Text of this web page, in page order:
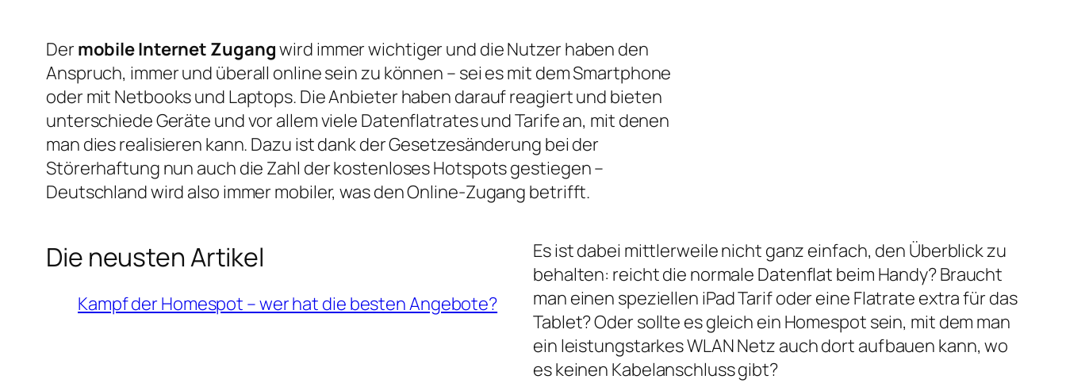
Der mobile Internet Zugangwird immer wichtiger und die Nutzer haben den
Anspruch, immer und überall online sein zu können – sei es mit dem Smartphone
oder mit Netbooks und Laptops. Die Anbieter haben darauf reagiert und bieten
unterschiede Geräte und vor allem viele Datenflatrates und Tarife an, mit denen
man dies realisieren kann. Dazu ist dank der Gesetzesänderung bei der
Störerhaftung nun auch die Zahl der kostenloses Hotspots gestiegen –
Deutschland wird also immer mobiler, was den Online-Zugang betrifft.
Die neusten Artikel
Kampf der Homespot – wer hat die besten Angebote?
Es ist dabei mittlerweile nicht ganz einfach, den Überblick zu
behalten: reicht die normale Datenflat beim Handy? Braucht
man einen speziellen iPad Tarif oder eine Flatrate extra für das
Tablet? Oder sollte es gleich ein Homespot sein, mit dem man
ein leistungstarkes WLAN Netz auch dort aufbauen kann, wo
es keinen Kabelanschluss gibt?